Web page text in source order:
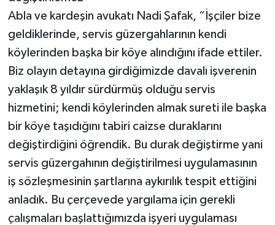
Abla ve kardeşin avukatı Nadi Şafak, “İşçiler bize
geldiklerinde, servis güzergahlarının kendi
köylerinden başka bir köye alındığını ifade ettiler.
Biz olayın detayına girdiğimizde davalı işverenin
yaklaşık 8 yıldır sürdürmüş olduğu servis
hizmetini; kendi köylerinden almak sureti ile başka
bir köye taşıdığını tabiri caizse duraklarını
değiştirdiğini öğrendik. Bu durak değiştirme yani
servis güzergahının değiştirilmesi uygulamasının
iş sözleşmesinin şartlarına aykırılık tespit ettiğini
anladık. Bu çerçevede yargılama için gerekli
çalışmaları başlattığımızda işyeri uygulaması